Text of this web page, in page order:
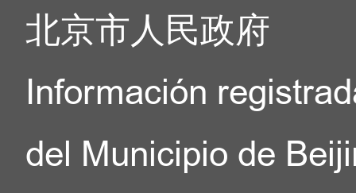
北京市人民政府
Información
del Municipio de